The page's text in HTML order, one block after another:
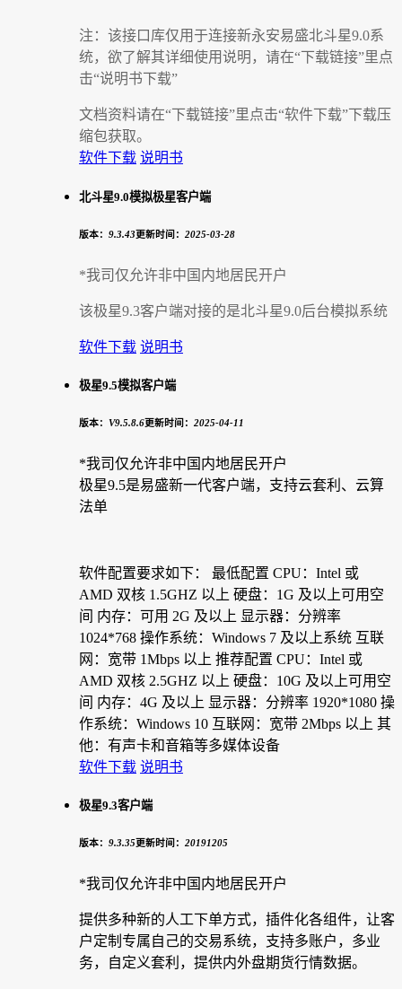
注：该接口库仅用于连接新永安易盛北斗星9.0系
统，欲了解其详细使用说明，请在“下载链接”里点
击“说明书下载”
文档资料请在“下载链接”里点击“软件下载”下载压
缩包获取。
软件下载 说明书
北斗星9.0模拟极星客户端
版本： 9.3.43更新时间： 2025-03-28
*我司仅允许非中国内地居民开户
该极星9.3客户端对接的是北斗星9.0后台模拟系统
软件下载 说明书
极星9.5模拟客户端
版本： V9.5.8.6更新时间： 2025-04-11
*我司仅允许非中国内地居民开户
极星9.5是易盛新一代客户端，支持云套利、云算
法单
软件配置要求如下： 最低配置 CPU：Intel 或
AMD 双核 1.5GHZ 以上 硬盘：1G 及以上可用空
间 内存：可用 2G 及以上 显示器：分辨率
1024*768 操作系统：Windows 7 及以上系统 互联
网：宽带 1Mbps 以上 推荐配置 CPU：Intel 或
AMD 双核 2.5GHZ 以上 硬盘：10G 及以上可用空
间 内存：4G 及以上 显示器：分辨率 1920*1080 操
作系统：Windows 10 互联网：宽带 2Mbps 以上 其
他：有声卡和音箱等多媒体设备
软件下载 说明书
极星9.3客户端
版本： 9.3.35更新时间： 20191205
*我司仅允许非中国内地居民开户
提供多种新的人工下单方式，插件化各组件，让客
户定制专属自己的交易系统，支持多账户，多业
务，自定义套利，提供内外盘期货行情数据。